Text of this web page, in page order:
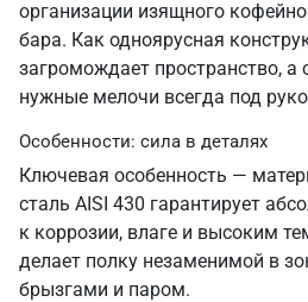
организации изящного
бара. Как одноярусная
загромождает пространство, а
нужные мелочи всегда под
Особенности: сила в деталях
Ключевая особенность —
сталь AISI 430 гарантирует
к коррозии, влаге и высоким
делает полку незаменимой в
брызгами и паром.